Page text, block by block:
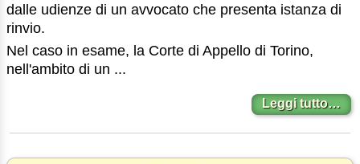
dalle udienze di un avvocato che presenta istanza di
rinvio.
Nel caso in esame, la Corte di Appello di Torino,
nell'ambito di un ...
Leggi tutto…